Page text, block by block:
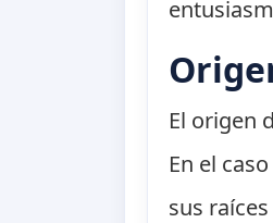
El origen
En el
sus